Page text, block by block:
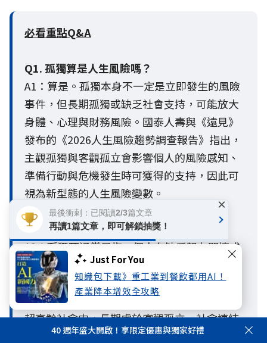
Just For You
知識包下載》重工業到餐飲都用AI！
產業降本增效全攻略
必看重點Q&A
Q1. 孤獨算是人生風險嗎？
A1：算是。孤獨本身不一定是立即發生的風險
事件，但長期孤獨或缺乏社會支持，可能放大
身體、心理與財務風險。國泰人壽與《遠見》
發布的《2026人生風險趨勢調查報告》指出，
主觀孤獨與客觀孤立會影響個人的風險感知、
準備行動與危機發生時可獲得的支持，因此可
視為新型態的人生風險變數。
Q2.什麼是孤獨死？哪些人需要特別留意？
A2：孤獨死通常是指一個人在缺乏親友關懷或
社會支持的情況下獨自離世，且長時間未被發
現的情形。一般人常以為只有高齡者才有風
險，但隨著少子化、單身與獨居人口增加，在
超高齡社會中，長期處於客觀孤立、社會連結
薄弱或缺乏支持網絡的人，都面臨較高風險。
40 週年盛大開啟！享限定優惠與獨家好禮
最後衝刺：已閱讀2/3篇文章
再讀1篇文章，即可解鎖抽獎！
×